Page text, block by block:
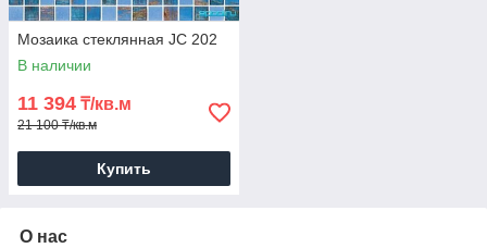
Мозаика стеклянная JC 202
В наличии
11 394 ₸/кв.м
21 100 ₸/кв.м
Купить
О нас